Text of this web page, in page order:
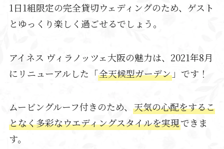
1日1組限定の完全貸切ウェディングのため、ゲスト
とゆっくり楽しく過ごせるでしょう。
アイネス ヴィラノッツェ大阪の魅力は、2021年8月
にリニューアルした「全天候型ガーデン」です！
ムービングルーフ付きのため、 天気の心配をするこ
となく多彩なウエディングスタイルを実現できま
す。